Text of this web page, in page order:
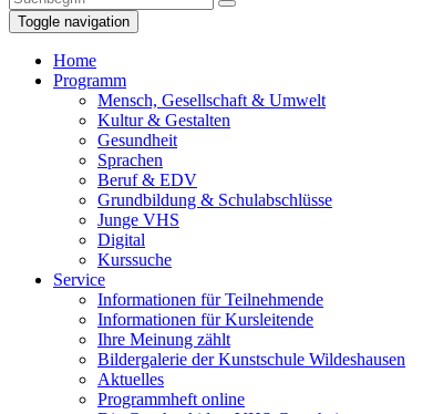
Toggle navigation
Home
Programm
Mensch, Gesellschaft & Umwelt
Kultur & Gestalten
Gesundheit
Sprachen
Beruf & EDV
Grundbildung & Schulabschlüsse
Junge VHS
Digital
Kurssuche
Service
Informationen für Teilnehmende
Informationen für Kursleitende
Ihre Meinung zählt
Bildergalerie der Kunstschule Wildeshausen
Aktuelles
Programmheft online